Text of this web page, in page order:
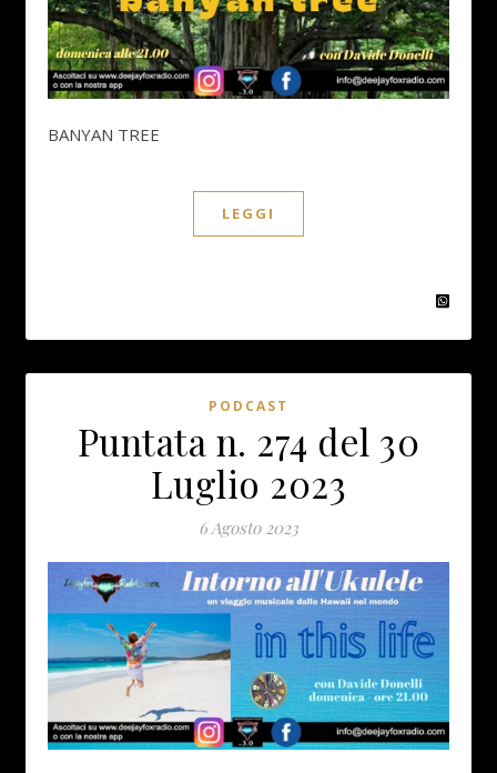
BANYAN TREE
LEGGI
PODCAST
Puntata n. 274 del 30
Luglio 2023
6 Agosto 2023